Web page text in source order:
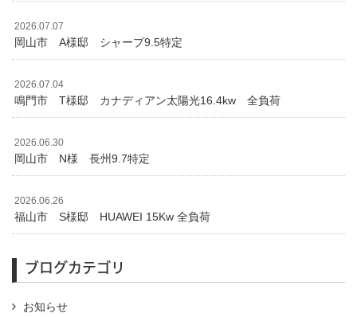
2026.07.07
岡山市 A様邸 シャープ9.5特定
2026.07.04
鳴門市 T様邸 カナディアン太陽光16.4kw 全負荷
2026.06.30
岡山市 N様 長州9.7特定
2026.06.26
福山市 S様邸 HUAWEI 15Kw 全負荷
ブログカテゴリ
お知らせ